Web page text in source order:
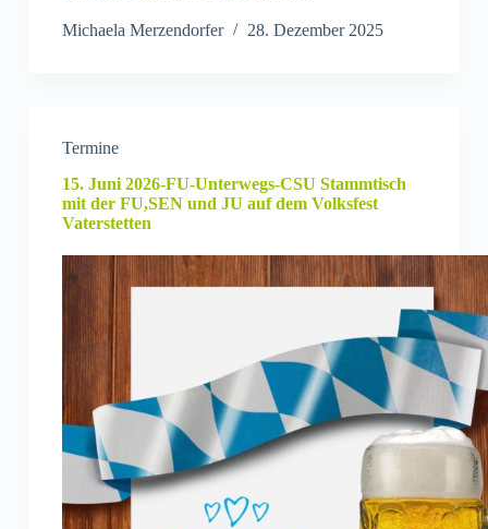
Michaela Merzendorfer 28. Dezember 2025
Termine
15. Juni 2026-FU-Unterwegs-CSU Stammtisch
mit der FU,SEN und JU auf dem Volksfest
Vaterstetten